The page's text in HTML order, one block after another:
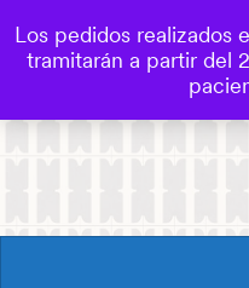
Los pedidos realizados
tramitarán a partir del